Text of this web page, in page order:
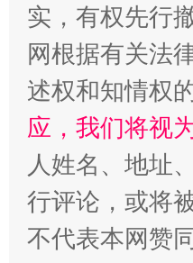
实，有权先行
网根据有关法
述权和知情权
应，我们将视
人姓名、地址
行评论，或将
不代表本网赞